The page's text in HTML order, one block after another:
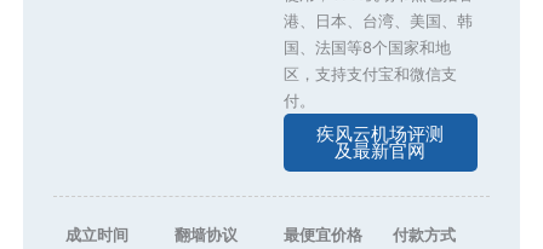
港、日本、台湾、美国、韩
国、法国等8个国家和地
区，支持支付宝和微信支
付。
疾风云机场评测
及最新官网
成立时间
翻墙协议
最便宜价格
付款方式